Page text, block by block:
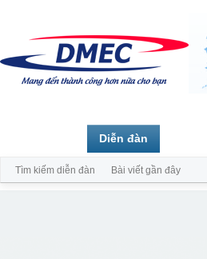
Diễn đàn
Tìm kiếm diễn đàn Bài viết gần đây